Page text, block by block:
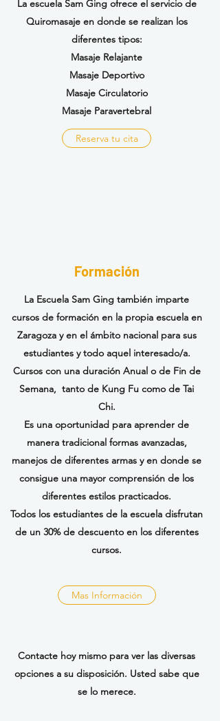
La escuela Sam Ging ofrece el servicio de
Quiromasaje en donde se realizan los
diferentes tipos:
Masaje Relajante
Masaje Deportivo
Masaje Circulatorio
Masaje Paravertebral
Reserva tu cita
Formación
La Escuela Sam Ging también imparte
cursos de formación en la propia escuela en
Zaragoza y en el ámbito nacional para sus
estudiantes y todo aquel interesado/a.
Cursos con una duración Anual o de Fin de
Semana, tanto de Kung Fu como de Tai
Chi.
Es una oportunidad para aprender de
manera tradicional formas avanzadas,
manejos de diferentes armas y en donde se
consigue una mayor comprensión de los
diferentes estilos practicados.
Todos los estudiantes de la escuela disfrutan
de un 30% de descuento en los diferentes
cursos.
Mas Información
Contacte hoy mismo para ver las diversas
opciones a su disposición. Usted sabe que
se lo merece.